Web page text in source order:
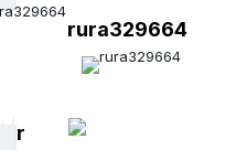
r
rura329664